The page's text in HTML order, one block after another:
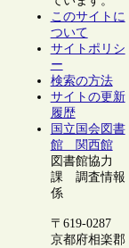
このサイトに
ついて
サイトポリシ
ー
検索の方法
サイトの更新
履歴
国立国会図書
館 関西館
図書館協力
課 調査情報
係
〒619-0287
京都府相楽郡